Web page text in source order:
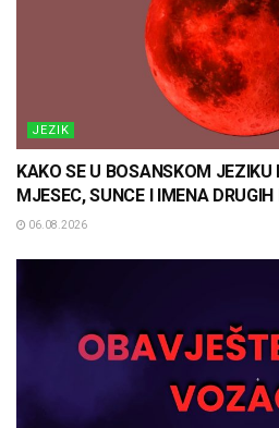
JEZIK
KAKO SE U BOSANSKOM
MJESEC, SUNCE I IMENA
06.08.2026